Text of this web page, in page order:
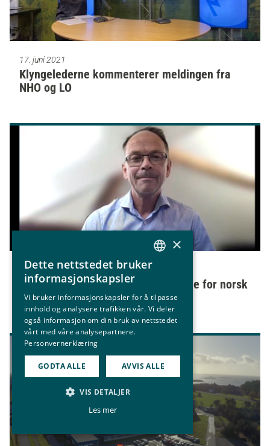
17. juni 2021
Klyngelederne kommenterer meldingen fra
NHO og LO
16. juni 2021
- European Green Deal er avgjørende for norsk
industri
NORWEGIAN
×
Dette nettstedet bruker
informasjonskapsler
Vi bruker informasjonskapsler for å tilpasse
innhold og analysere trafikken vår. Vi deler
også informasjon om din bruk av nettstedet
vårt med våre analysepartnere.
Personvernerklæring
GODTA ALLE AVVIS ALLE
VIS DETALJER
Les mer